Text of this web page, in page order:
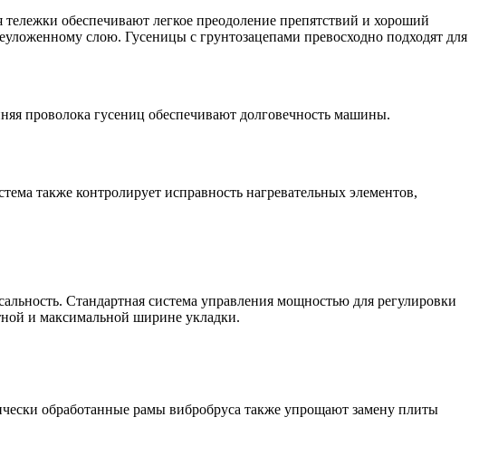
обеспечивают легкое преодоление препятствий и хороший
слою. Гусеницы с грунтозацепами превосходно подходят для
проволока гусениц обеспечивают долговечность машины.
также контролирует исправность нагревательных элементов,
Стандартная система управления мощностью для регулировки
и максимальной ширине укладки.
обработанные рамы вибробруса также упрощают замену плиты